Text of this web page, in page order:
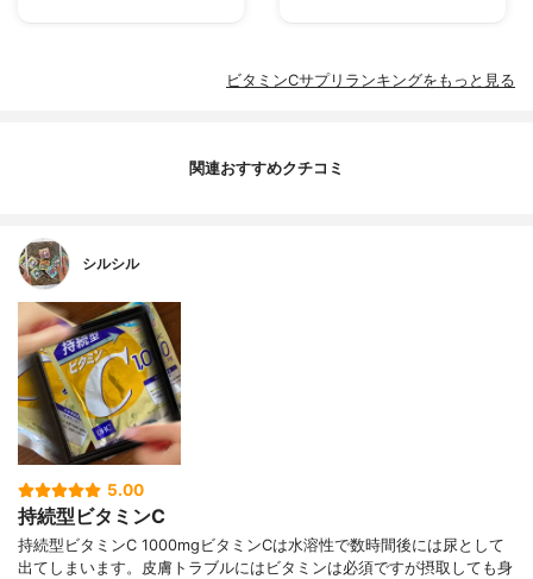
ビタミンCサプリランキングをもっと見る
関連おすすめクチコミ
シルシル
5.00
持続型ビタミンC
持続型ビタミンC 1000mgビタミンCは水溶性で数時間後には尿として
出てしまいます。皮膚トラブルにはビタミンは必須ですが摂取しても身